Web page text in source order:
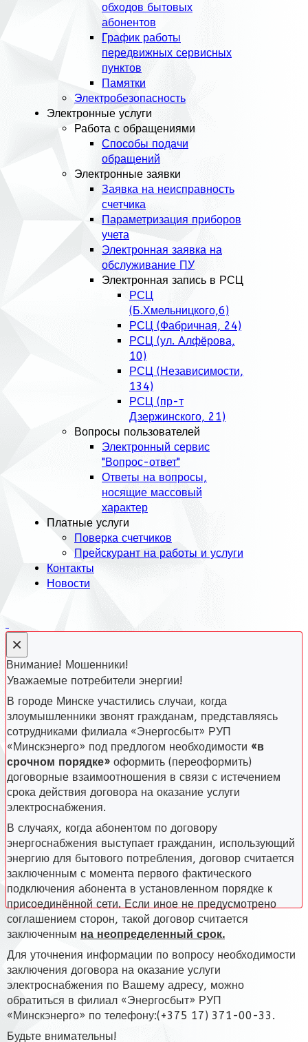
обходов бытовых
абонентов
График работы
передвижных сервисных
пунктов
Памятки
Электробезопасность
Электронные услуги
Работа с обращениями
Способы подачи
обращений
Электронные заявки
Заявка на неисправность
счетчика
Параметризация приборов
учета
Электронная заявка на
обслуживание ПУ
Электронная запись в РСЦ
РСЦ
(Б.Хмельницкого,6)
РСЦ (Фабричная, 24)
РСЦ (ул. Алфёрова,
10)
РСЦ (Независимости,
134)
РСЦ (пр-т
Дзержинского, 21)
Вопросы пользователей
Электронный сервис
"Вопрос-ответ"
Ответы на вопросы,
носящие массовый
характер
Платные услуги
Поверка счетчиков
Прейскурант на работы и услуги
Контакты
Новости
×
Внимание! Мошенники!
Уважаемые потребители энергии!
В городе Минске участились случаи, когда
злоумышленники звонят гражданам, представляясь
сотрудниками филиала «Энергосбыт» РУП
«Минскэнерго» под предлогом необходимости «в
срочном порядке» оформить (переоформить)
договорные взаимоотношения в связи с истечением
срока действия договора на оказание услуги
электроснабжения.
В случаях, когда абонентом по договору
энергоснабжения выступает гражданин, использующий
энергию для бытового потребления, договор считается
заключенным с момента первого фактического
подключения абонента в установленном порядке к
присоединённой сети. Если иное не предусмотрено
соглашением сторон, такой договор считается
заключенным на неопределенный срок.
Для уточнения информации по вопросу необходимости
заключения договора на оказание услуги
электроснабжения по Вашему адресу, можно
обратиться в филиал «Энергосбыт» РУП
«Минскэнерго» по телефону:(+375 17) 371-00-33.
Будьте внимательны!